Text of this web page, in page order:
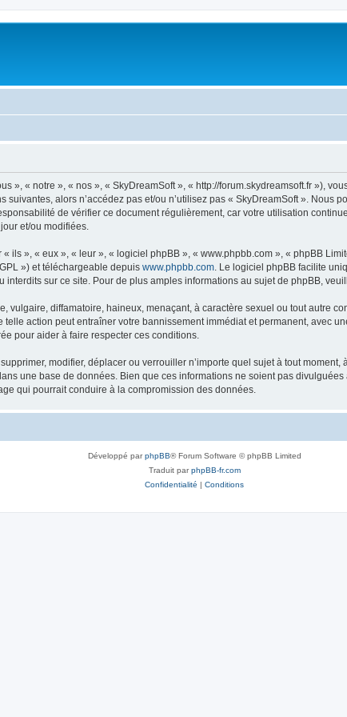
», « notre », « nos », « SkyDreamSoft », « http://forum.skydreamsoft.fr »),
suivantes, alors n’accédez pas et/ou n’utilisez pas « SkyDreamSoft ». Nous
de vérifier ce document régulièrement, car votre utilisation
et/ou modifiées.
ils », « eux », « leur », « logiciel phpBB », « www.phpbb.com », « phpBB
») et téléchargeable depuis www.phpbb.com . Le logiciel phpBB facilite
sur ce site. Pour de plus amples informations au sujet de phpBB,
vulgaire, diffamatoire, haineux, menaçant, à caractère sexuel ou tout autre
action peut entraîner votre bannissement immédiat et permanent, avec
pour aider à faire respecter ces conditions.
modifier, déplacer ou verrouiller n’importe quel sujet à tout
une base de données. Bien que ces informations ne soient pas
qui pourrait conduire à la compromission des données.
Développé parphpBB® Forum Software © phpBB Limited
Traduit parphpBB-fr.com
Confidentialité | Conditions